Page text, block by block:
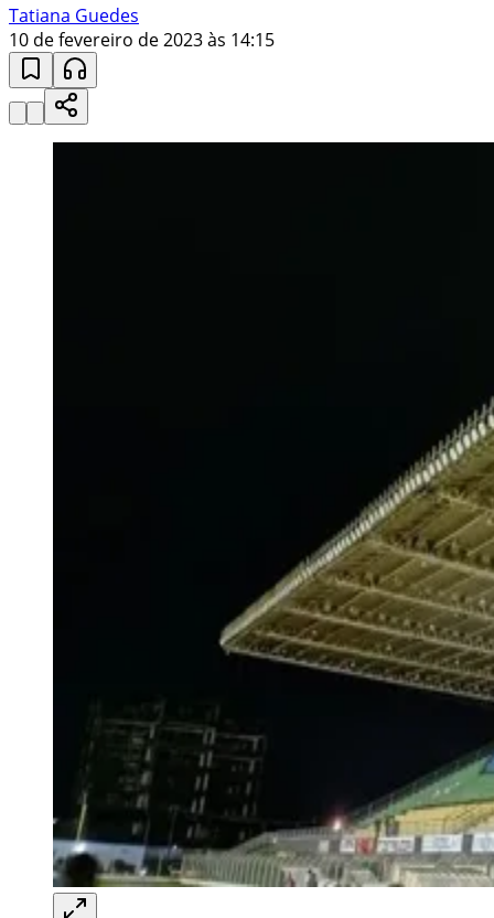
Tatiana Guedes
10 de fevereiro de 2023 às 14:15